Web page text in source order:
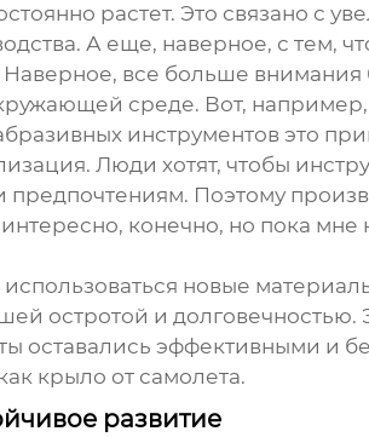
растет. Это связано с
А еще, наверное, с тем,
все больше внимания
среде. Вот,
инструментов это
Люди хотят, чтобы
предпочтениям. Поэтому
конечно, но пока
новые
остротой и долговечностью.
оставались эффективными и
крыло от самолета.
развитие